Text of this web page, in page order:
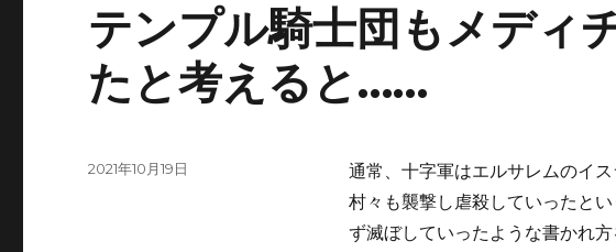
テンプル騎士団もメディ
たと考えると……
通常、十字軍はエルサレムのイ
村々も襲撃し虐殺していったと
ず滅ぼしていったような書かれ
投
2021年10月19日